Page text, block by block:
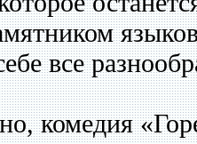
все
комедия